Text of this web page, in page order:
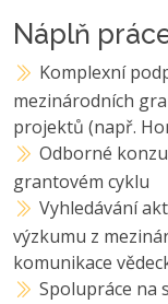
Náplň
Komplexní
mezinárodních
projektů (např.
Odborné
grantovém cyklu
Vyhledávání
výzkumu z
komunikace
Spolupráce na